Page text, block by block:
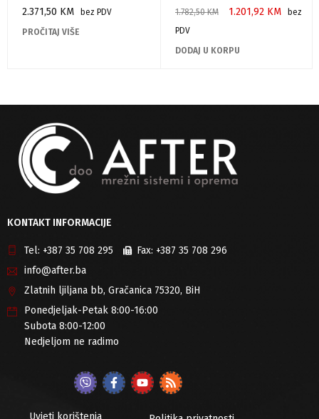
2.371,50 KM
bez PDV
PROČITAJ VIŠE
1.782,50KM 1.201,92 KM
bez
PDV
DODAJ U KORPU
KONTAKT INFORMACIJE
Tel: +387 35 708 295 Fax: +387 35 708 296
info@after.ba
Zlatnih ljiljana bb, Gračanica 75320, BiH
Ponedjeljak-Petak 8:00-16:00
Subota 8:00-12:00
Nedjeljom ne radimo
Uvjeti korištenja